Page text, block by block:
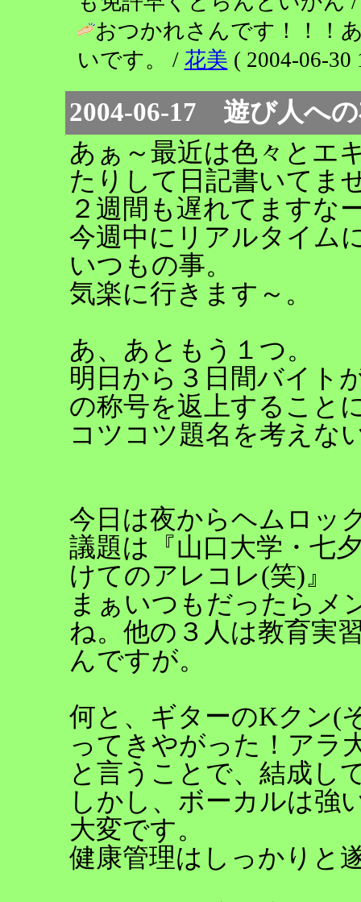
おつかれさんです！！！
いです。 / 花美 ( 2004-06-30
2004-06-17 遊び人へ
あぁ～最近は色々とエ
たりして日記書いてま
２週間も遅れてますな
今週中にリアルタイム
いつもの事。
気楽に行きます～。
あ、あともう１つ。
明日から３日間バイト
の称号を返上すること
コツコツ題名を考えな
今日は夜からヘムロッ
議題は『山口大学・七
けてのアレコレ(笑)』
まぁいつもだったらメ
ね。他の３人は教育実
んですが。
何と、ギターのKクン(
ってきやがった！アラ
と言うことで、結成し
しかし、ボーカルは強
大変です。
健康管理はしっかりと